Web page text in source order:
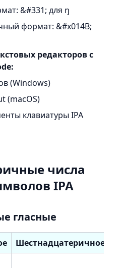
&#331; для ŋ
формат: &#x014B;
редакторов с
(Windows)
(macOS)
клавиатуры IPA
числа
IPA
гласные
Шестнадцатеричное